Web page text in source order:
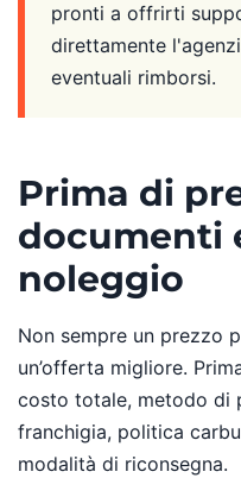
pronti a offrirti
direttamente
eventuali rimborsi.
Prima di
documenti
noleggio
Non sempre un prezzo
un’offerta migliore.
costo totale, metodo di
franchigia, politica
modalità di riconsegna.